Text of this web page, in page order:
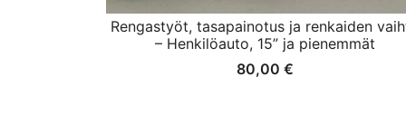
Rengastyöt, tasapainotus ja renkaiden
– Henkilöauto, 15” ja pienemmät
80,00 €